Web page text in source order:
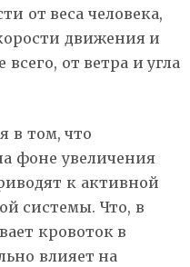
от веса человека,
движения и
от ветра и угла
в том, что
фоне увеличения
к активной
системы. Что, в
кровоток в
влияет на